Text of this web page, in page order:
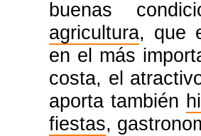
buenas
agricultura, que
en el más
costa, el
aporta también
fiestas,